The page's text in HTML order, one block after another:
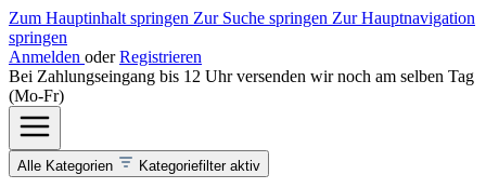
Zum Hauptinhalt springen Zur Suche springen Zur Hauptnavigation
springen
Anmelden oder Registrieren
Bei Zahlungseingang bis 12 Uhr versenden wir noch am selben Tag
(Mo-Fr)
Alle Kategorien Kategoriefilter aktiv